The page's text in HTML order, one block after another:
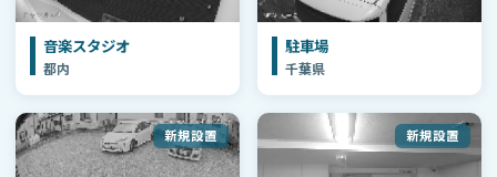
音楽スタジオ
都内
駐車場
千葉県
新規設置 新規設置